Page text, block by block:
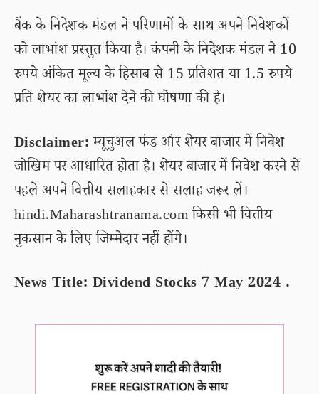
बैंक के निदेशक मंडल ने परिणामों के साथ अपने निवेशकों
को लाभांश प्रस्तुत किया है। कंपनी के निदेशक मंडल ने 10
रुपये अंकित मूल्य के हिसाब से 15 प्रतिशत या 1.5 रुपये
प्रति शेयर का लाभांश देने की घोषणा की है।
Disclaimer:म्यूचुअल फंड और शेयर बाजार में निवेश
जोखिम पर आधारित होता है। शेयर बाजार में निवेश करने से
पहले अपने वित्तीय सलाहकार से सलाह जरूर लें।
hindi.Maharashtranama.com किसी भी वित्तीय
नुकसान के लिए जिम्मेदार नहीं होंगे।
News Title: Dividend Stocks 7 May 2024 .